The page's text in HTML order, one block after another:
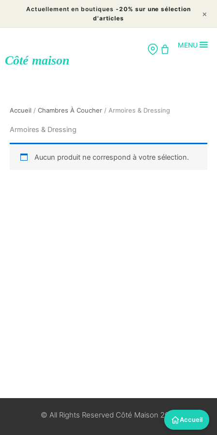
contenu
Actuellement en boutiques -20% sur une sélection
d'articles
×
Côté maison
MENU
Accueil / Chambres À Coucher / Armoires & Dressing
Armoires & Dressing
Aucun produit ne correspond à votre sélection.
© All Rights Reserved Côté Maison 2018 Accueil